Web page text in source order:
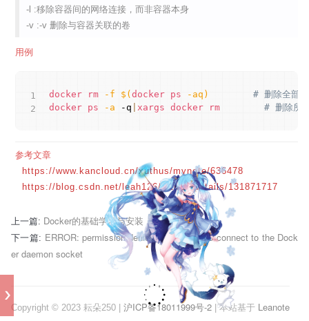
-l :移除容器间的网络连接，而非容器本身
-v :-v 删除与容器关联的卷
用例
docker rm -f $(docker ps -aq )
# 删除全部
docker ps -a -q |xargs docker rm # 删除所
参考文章
https://www.kancloud.cn/xuthus/mynote/636478
https://blog.csdn.net/leah126/article/details/131871717
上一篇: Docker的基础学习与安装
下一篇: ERROR: permission denied while trying to connect to the Dock
er daemon socket
Copyright © 2023 耘朵250 | 沪ICP备18011999号-2 | 本站基于 Leanote